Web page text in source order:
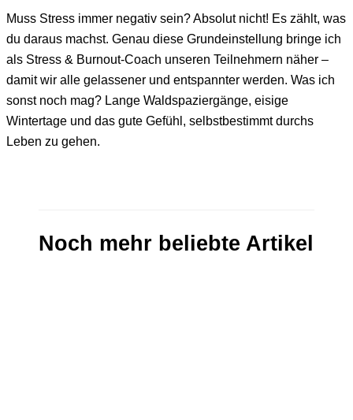
Muss Stress immer negativ sein? Absolut nicht! Es zählt, was
du daraus machst. Genau diese Grundeinstellung bringe ich
als Stress & Burnout-Coach unseren Teilnehmern näher –
damit wir alle gelassener und entspannter werden. Was ich
sonst noch mag? Lange Waldspaziergänge, eisige
Wintertage und das gute Gefühl, selbstbestimmt durchs
Leben zu gehen.
Noch mehr beliebte Artikel